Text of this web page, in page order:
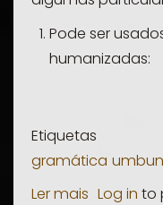
Pode ser
humanizadas:
Etiquetas
gramática
Ler mais sobre
Log in to